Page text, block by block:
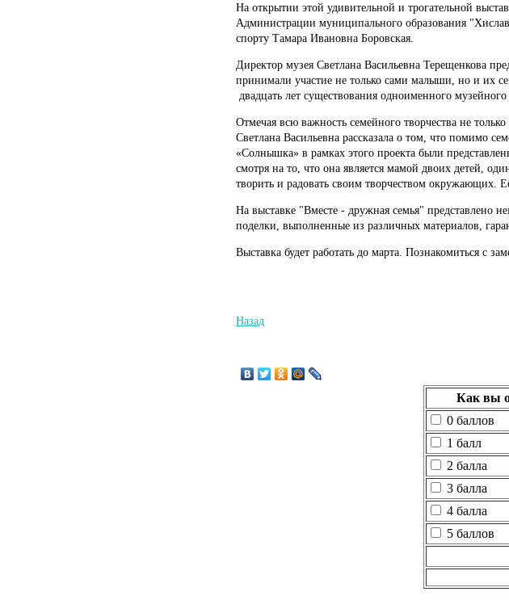
На открытии этой удивительной и трогательной
Администрации муниципального образования
спорту Тамара Ивановна Боровская.
Директор музея Светлана Васильевна Терещенкова
принимали участие не только сами малыши, но и их
двадцать лет существования одноименного музейного
Отмечая всю важность семейного творчества не
Светлана Васильевна рассказала о том, что помимо
«Солнышка» в рамках этого проекта были
смотря на то, что она является мамой двоих детей,
творить и радовать своим творчеством окружающих.
На выставке "Вместе - дружная семья" представлено
поделки, выполненные из различных материалов,
Выставка будет работать до марта. Познакомиться с
Назад
Как вы
0 баллов
1 балл
2 балла
3 балла
4 балла
5 баллов